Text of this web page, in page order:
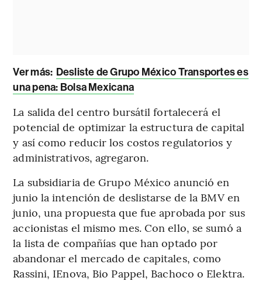
Ver más: Desliste de Grupo México Transportes es
una pena: Bolsa Mexicana
La salida del centro bursátil fortalecerá el
potencial de optimizar la estructura de capital
y así como reducir los costos regulatorios y
administrativos, agregaron.
La subsidiaria de Grupo México anunció en
junio la intención de deslistarse de la BMV en
junio, una propuesta que fue aprobada por sus
accionistas el mismo mes. Con ello, se sumó a
la lista de compañías que han optado por
abandonar el mercado de capitales, como
Rassini, IEnova, Bio Pappel, Bachoco o Elektra.